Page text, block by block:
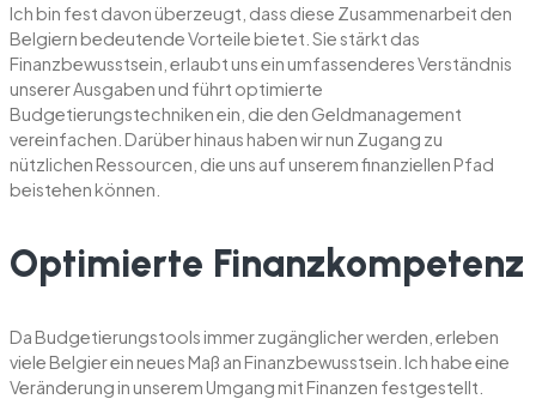
Ich bin fest davon überzeugt, dass diese Zusammenarbeit den
Belgiern bedeutende Vorteile bietet. Sie stärkt das
Finanzbewusstsein, erlaubt uns ein umfassenderes Verständnis
unserer Ausgaben und führt optimierte
Budgetierungstechniken ein, die den Geldmanagement
vereinfachen. Darüber hinaus haben wir nun Zugang zu
nützlichen Ressourcen, die uns auf unserem finanziellen Pfad
beistehen können.
Optimierte Finanzkompetenz
Da Budgetierungstools immer zugänglicher werden, erleben
viele Belgier ein neues Maß an Finanzbewusstsein. Ich habe eine
Veränderung in unserem Umgang mit Finanzen festgestellt.